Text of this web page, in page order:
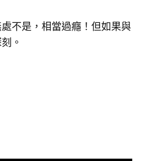
不是，相當過癮！但如果與
。